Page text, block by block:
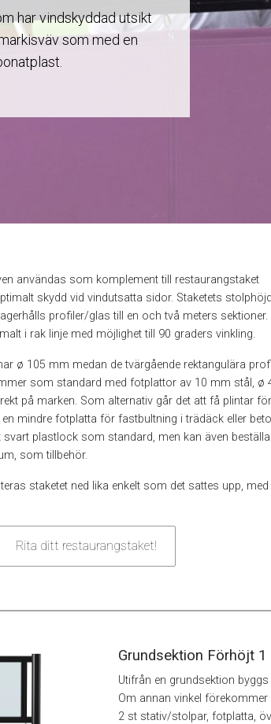
har vindskyddad utsikt
som med en
användas som komplement till restaurangstaket
skydd vid vindutsatta sidor. Staketets
profiler/glas till en och två meters sektioner.
i rak linje med möjlighet till 90 graders vinkling.
ø 105 mm medan de tvärgående rektangulära
som standard med fotplattor av 10 mm stål, ø
på marken. Som alternativ går det att få plintar för
mindre fotplatta för fastbultning i trädäck eller
svart plastlock som standard, men kan även
som tillbehör.
staketet ned lika enkelt som det sattes upp, med
Rita ditt restaurangstaket!
Grundsektion Förhöjt
Utifrån en grundsektion
Om annan vinkel
2 st stativ/stolpar, fotplatta,